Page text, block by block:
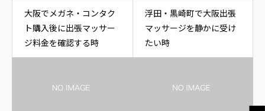
大阪でメガネ・コンタク
ト購入後に出張マッサー
ジ料金を確認する時
浮田・黒崎町で大阪出張
マッサージを静かに受け
たい時